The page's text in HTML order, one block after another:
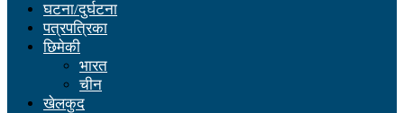
घटना/दुर्घटना
पत्रपत्रिका
छिमेकी
भारत
चीन
खेलकुद